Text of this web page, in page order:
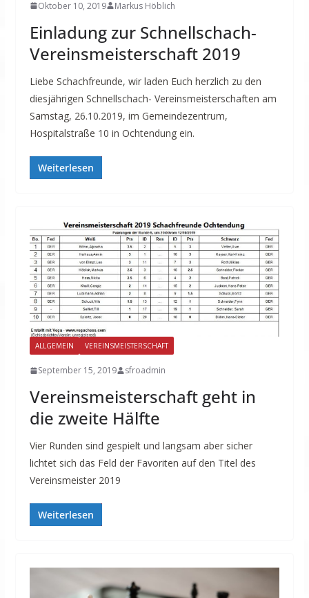
Oktober 10, 2019 Markus Höblich
Einladung zur Schnellschach-
Vereinsmeisterschaft 2019
Liebe Schachfreunde, wir laden Euch herzlich zu den
diesjährigen Schnellschach- Vereinsmeisterschaften am
Samstag, 26.10.2019, im Gemeindezentrum,
Hospitalstraße 10 in Ochtendung ein.
Weiterlesen
ALLGEMEIN VEREINSMEISTERSCHAFT
September 15, 2019 sfroadmin
Vereinsmeisterschaft geht in
die zweite Hälfte
Vier Runden sind gespielt und langsam aber sicher
lichtet sich das Feld der Favoriten auf den Titel des
Vereinsmeister 2019
Weiterlesen